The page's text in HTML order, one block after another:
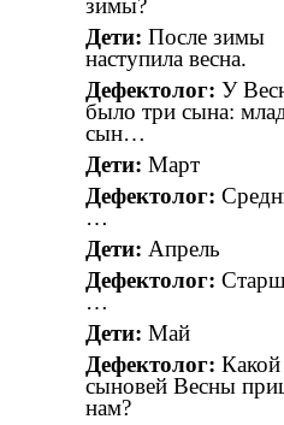
зимы?
Дети: После зимы
наступила весна.
Дефектолог: У
было три сына:
сын…
Дети: Март
Дефектолог:
…
Дети: Апрель
Дефектолог:
…
Дети: Май
Дефектолог: Какой
сыновей Весны
нам?